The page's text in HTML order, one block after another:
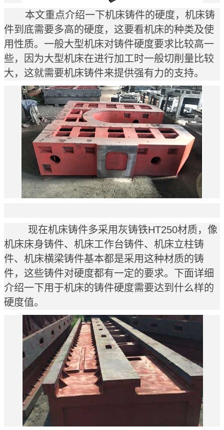
本文重点介绍一下机床铸件的硬度，机床铸
件到底需要多高的硬度，这要看机床的种类及使
用性质。一般大型机床对铸件硬度要求比较高一
些，因为大型机床在进行加工时一般切削量比较
大，这就需要机床铸件来提供强有力的支持。
现在机床铸件多采用灰铸铁HT250材质，像
机床床身铸件、机床工作台铸件、机床立柱铸
件、机床横梁铸件基本都是采用这种材质的铸
件，这些铸件对硬度都有一定的要求。下面详细
介绍一下用于机床的铸件硬度需要达到什么样的
硬度值。